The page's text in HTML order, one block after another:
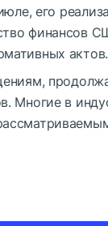
его
финансов
актов.
Многие в